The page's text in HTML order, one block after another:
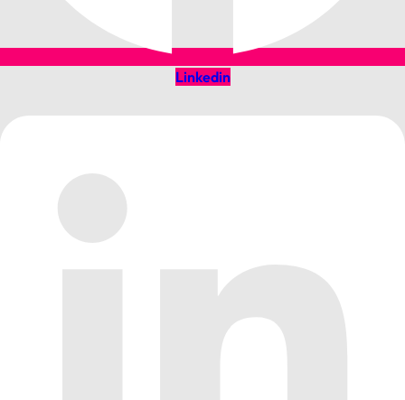
Linkedin